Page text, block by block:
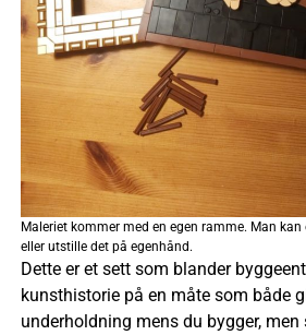
Maleriet kommer med en egen ramme. Man
eller utstille det på egenhånd.
Dette er et sett som blander
kunsthistorie på en måte som både
underholdning mens du bygger,